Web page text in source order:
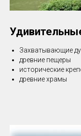
Захватывающие
древние пещеры
исторические
древние храмы